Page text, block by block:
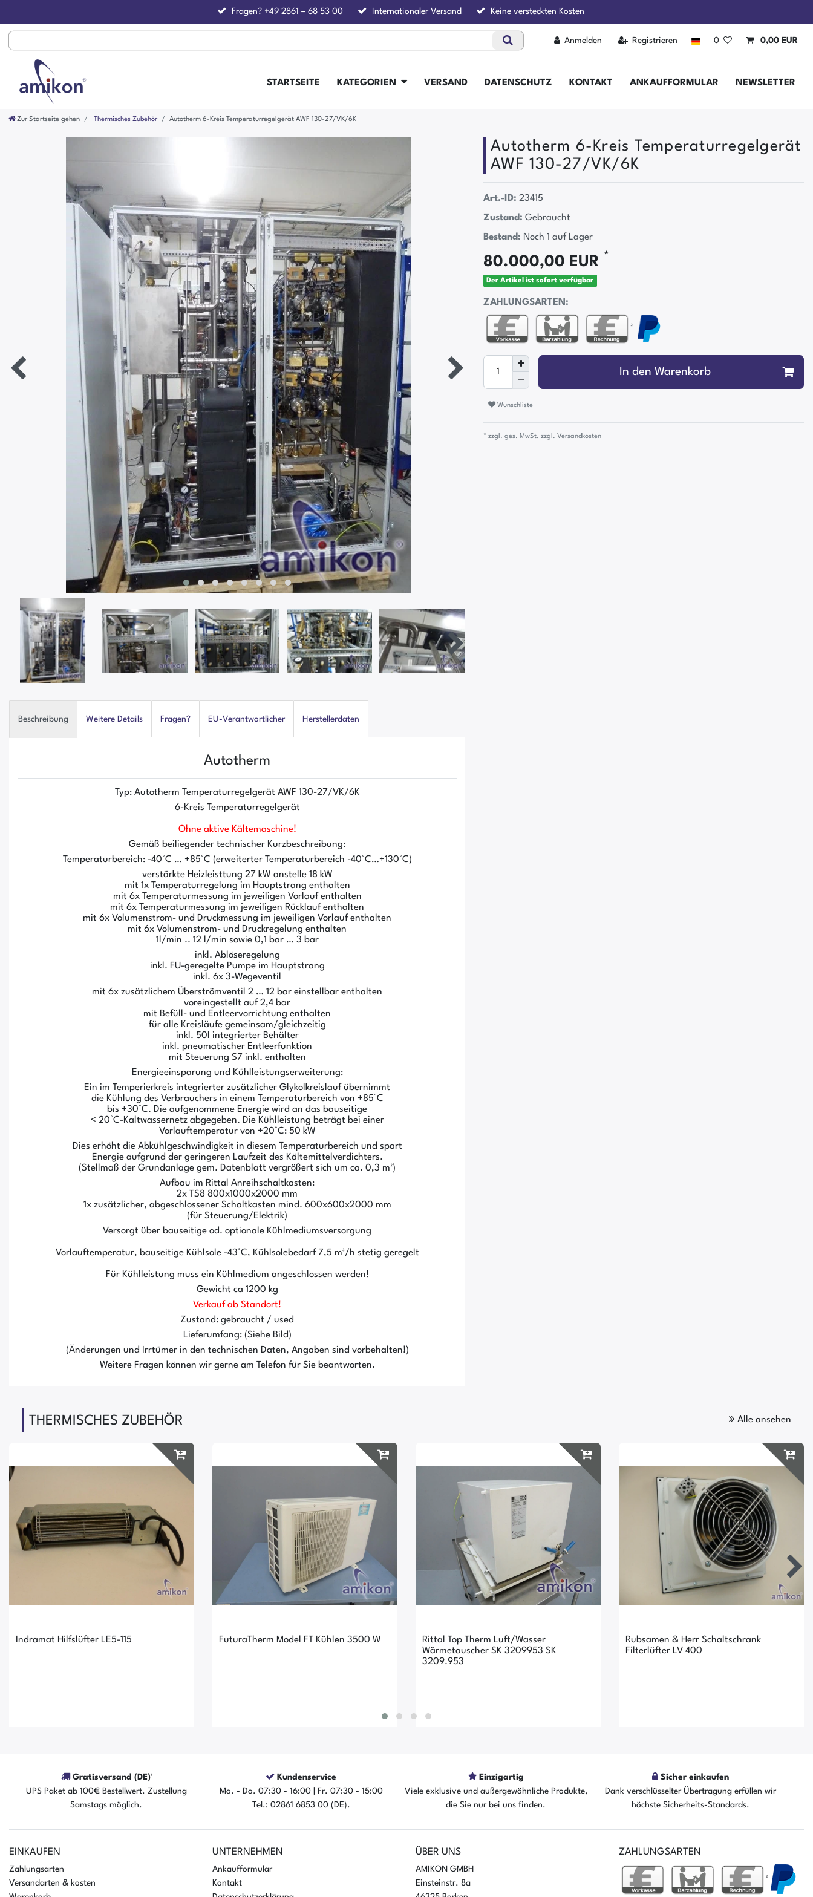
Fragen? +49 2861 – 68 53 00 Internationaler Versand Keine versteckten Kosten
Anmelden Registrieren 0 0,00 EUR
STARTSEITE KATEGORIEN VERSAND DATENSCHUTZ KONTAKT ANKAUFFORMULAR NEWSLETTER
Zur Startseite gehen Thermisches Zubehör Autotherm 6-Kreis Temperaturregelgerät AWF 130-27/VK/6K
Autotherm 6-Kreis Temperaturregelgerät
AWF 130-27/VK/6K
Art.-ID: 23415
Zustand: Gebraucht
Bestand: Noch 1 auf Lager
80.000,00 EUR *
Der Artikel ist sofort verfügbar
ZAHLUNGSARTEN:
²
In den Warenkorb
Wunschliste
* zzgl. ges. MwSt. zzgl. Versandkosten
Beschreibung Weitere Details Fragen? EU-Verantwortlicher Herstellerdaten
Autotherm
Typ: Autotherm Temperaturregelgerät AWF 130-27/VK/6K
6-Kreis Temperaturregelgerät
Ohne aktive Kältemaschine!
Gemäß beiliegender technischer Kurzbeschreibung:
Temperaturbereich: -40°C … +85°C (erweiterter Temperaturbereich -40°C…+130°C)
verstärkte Heizleisttung 27 kW anstelle 18 kW
mit 1x Temperaturregelung im Hauptstrang enthalten
mit 6x Temperaturmessung im jeweiligen Vorlauf enthalten
mit 6x Temperaturmessung im jeweiligen Rücklauf enthalten
mit 6x Volumenstrom- und Druckmessung im jeweiligen Vorlauf enthalten
mit 6x Volumenstrom- und Druckregelung enthalten
1l/min .. 12 l/min sowie 0,1 bar … 3 bar
inkl. Ablöseregelung
inkl. FU-geregelte Pumpe im Hauptstrang
inkl. 6x 3-Wegeventil
mit 6x zusätzlichem Überströmventil 2 … 12 bar einstellbar enthalten
voreingestellt auf 2,4 bar
mit Befüll- und Entleervorrichtung enthalten
für alle Kreisläufe gemeinsam/gleichzeitig
inkl. 50l integrierter Behälter
inkl. pneumatischer Entleerfunktion
mit Steuerung S7 inkl. enthalten
Energieeinsparung und Kühlleistungserweiterung:
Ein im Temperierkreis integrierter zusätzlicher Glykolkreislauf übernimmt
die Kühlung des Verbrauchers in einem Temperaturbereich von +85°C
bis +30°C. Die aufgenommene Energie wird an das bauseitige
< 20°C-Kaltwassernetz abgegeben. Die Kühlleistung beträgt bei einer
Vorlauftemperatur von +20°C: 50 kW
Dies erhöht die Abkühlgeschwindigkeit in diesem Temperaturbereich und spart
Energie aufgrund der geringeren Laufzeit des Kältemittelverdichters.
(Stellmaß der Grundanlage gem. Datenblatt vergrößert sich um ca. 0,3 m²)
Aufbau im Rittal Anreihschaltkasten:
2x TS8 800x1000x2000 mm
1x zusätzlicher, abgeschlossener Schaltkasten mind. 600x600x2000 mm
(für Steuerung/Elektrik)
Versorgt über bauseitige od. optionale Kühlmediumsversorgung
Vorlauftemperatur, bauseitige Kühlsole -43°C, Kühlsolebedarf 7,5 m³/h stetig geregelt
Für Kühlleistung muss ein Kühlmedium angeschlossen werden!
Gewicht ca 1200 kg
Verkauf ab Standort!
Zustand: gebraucht / used
Lieferumfang: (Siehe Bild)
(Änderungen und Irrtümer in den technischen Daten, Angaben sind vorbehalten!)
Weitere Fragen können wir gerne am Telefon für Sie beantworten.
THERMISCHES ZUBEHÖR Alle ansehen
Indramat Hilfslüfter LE5-115
Der Artikel ist sofort verfügbar
FuturaTherm Model FT Kühlen 3500 W
Der Artikel ist sofort verfügbar
Rittal Top Therm Luft/Wasser
Wärmetauscher SK 3209953 SK
3209.953
Rubsamen & Herr Schaltschrank
Filterlüfter LV 400
Gratisversand (DE)¹
UPS Paket ab 100€ Bestellwert. Zustellung
Samstags möglich.
Kundenservice
Mo. - Do. 07:30 - 16:00 | Fr. 07:30 - 15:00
Tel.: 02861 6853 00 (DE).
Einzigartig
Viele exklusive und außergewöhnliche Produkte,
die Sie nur bei uns finden.
Sicher einkaufen
Dank verschlüsselter Übertragung erfüllen wir
höchste Sicherheits-Standards.
EINKAUFEN
Zahlungsarten
Versandarten & kosten
UNTERNEHMEN
Ankaufformular
Kontakt
ÜBER UNS
AMIKON GMBH
Einsteinstr. 8a
ZAHLUNGSARTEN
²